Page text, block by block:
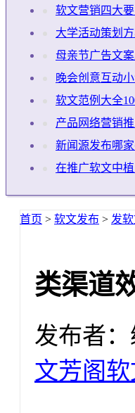
软文营销四大
大学活动策划
母亲节广告文
晚会创意互动
软文范例大全
产品网络营销
新闻源发布哪
在推广软文中
首页 > 软文发布 > 发
类渠道
发布者
文芳阁